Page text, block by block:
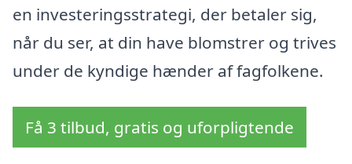
en investeringsstrategi, der betaler sig,
når du ser, at din have blomstrer og trives
under de kyndige hænder af fagfolkene.
Få 3 tilbud, gratis og uforpligtende